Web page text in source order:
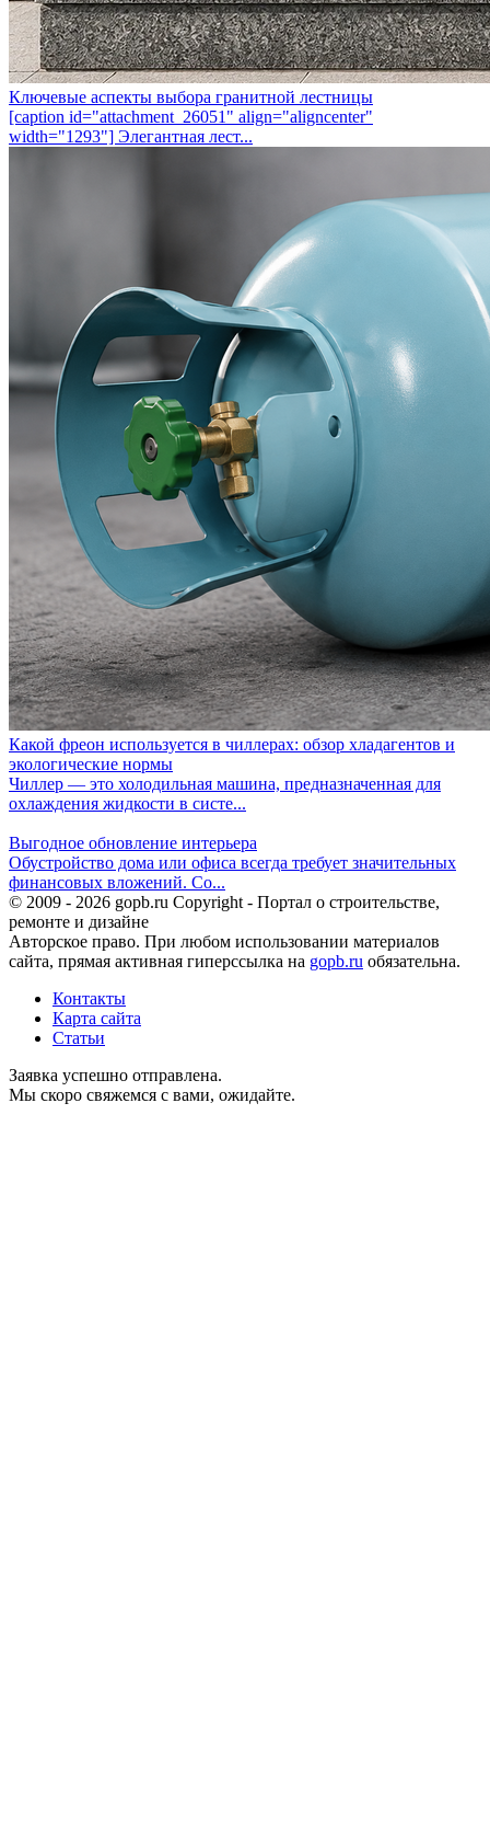
Ключевые аспекты выбора гранитной лестницы
[caption id="attachment_26051" align="aligncenter"
width="1293"] Элегантная лест...
Какой фреон используется в чиллерах: обзор хладагентов и
экологические нормы
Чиллер — это холодильная машина, предназначенная для
охлаждения жидкости в систе...
Выгодное обновление интерьера
Обустройство дома или офиса всегда требует значительных
финансовых вложений. Со...
© 2009 - 2026 gopb.ru Copyright - Портал о строительстве,
ремонте и дизайне
Авторское право. При любом использовании материалов
сайта, прямая активная гиперссылка на gopb.ru обязательна.
Контакты
Карта сайта
Статьи
Заявка успешно отправлена.
Мы скоро свяжемся с вами, ожидайте.